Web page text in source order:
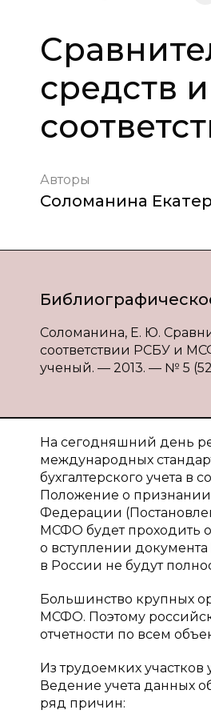
средств
Авторы
Соломанина
Соломанина, Е. Ю.
соответствии РСБУ и
ученый. — 2013. — № 5
На сегодняшний день
международных
бухгалтерского учета в
Положение о
Федерации
МСФО будет проходить
о вступлении
в России не будут
Большинство крупных
МСФО. Поэтому
отчетности по всем
Из трудоемких
Ведение учета данных
ряд причин: